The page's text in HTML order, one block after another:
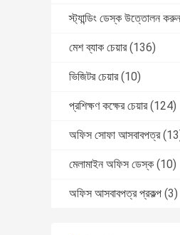
স্ট্যান্ডিং ডেস্ক উত্তোলন করুন
মেশ ব্যাক চেয়ার (136)
ভিজিটর চেয়ার (10)
প্রশিক্ষণ কক্ষের চেয়ার (124)
অফিস সোফা আসবাবপত্র
মেলামাইন অফিস ডেস্ক (10)
অফিস আসবাবপত্র প্রকল্প (3)